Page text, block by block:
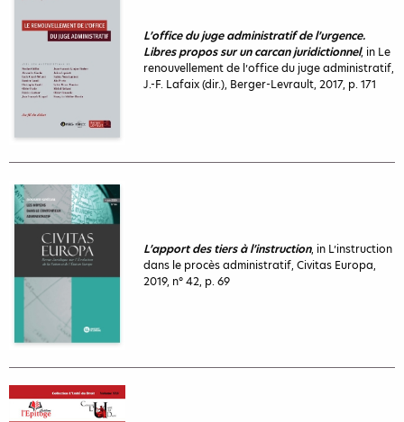
L’office du juge administratif de l’urgence.
Libres propos sur un carcan juridictionnel, in Le
renouvellement de l’office du juge administratif,
J.-F. Lafaix (dir.), Berger-Levrault, 2017, p. 171
L’apport des tiers à l’instruction, in L’instruction
dans le procès administratif, Civitas Europa,
2019, n° 42, p. 69